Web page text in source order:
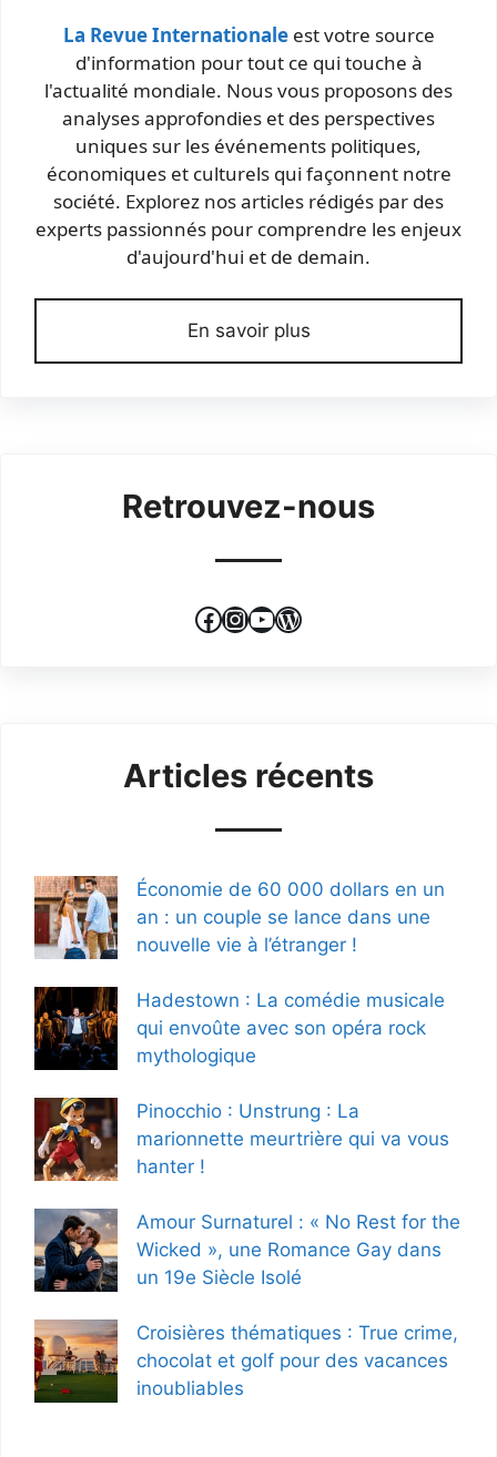
La Revue Internationaleest votre source
d'information pour tout ce qui touche à
l'actualité mondiale. Nous vous proposons des
analyses approfondies et des perspectives
uniques sur les événements politiques,
économiques et culturels qui façonnent notre
société. Explorez nos articles rédigés par des
experts passionnés pour comprendre les enjeux
d'aujourd'hui et de demain.
En savoir plus
Retrouvez-nous
Facebook
Instagram
YouTube
WordPress
Articles récents
Économie de 60 000 dollars en un
an : un couple se lance dans une
nouvelle vie à l’étranger !
Hadestown : La comédie musicale
qui envoûte avec son opéra rock
mythologique
Pinocchio : Unstrung : La
marionnette meurtrière qui va vous
hanter !
Amour Surnaturel : « No Rest for the
Wicked », une Romance Gay dans
un 19e Siècle Isolé
Croisières thématiques : True crime,
chocolat et golf pour des vacances
inoubliables